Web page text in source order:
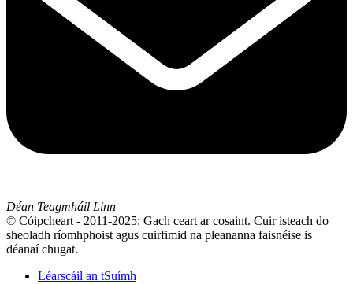
Déan Teagmháil Linn
© Cóipcheart - 2011-2025: Gach ceart ar cosaint. Cuir isteach do
sheoladh ríomhphoist agus cuirfimid na pleananna faisnéise is
déanaí chugat.
Léarscáil an tSuímh